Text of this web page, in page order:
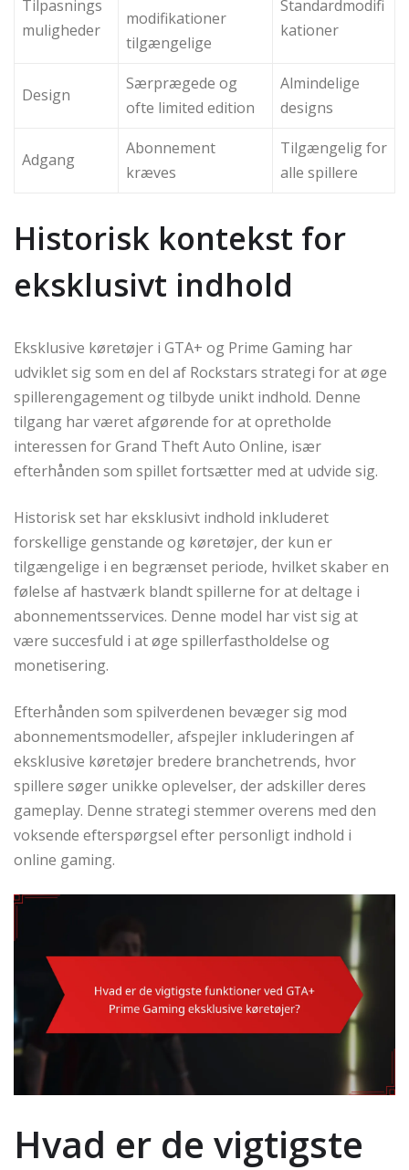
Tilpasnings
muligheder
modifikationer
tilgængelige
Standardmodifi
kationer
Design
Særprægede og
ofte limited edition
Almindelige
designs
Adgang
Abonnement
kræves
Tilgængelig for
alle spillere
Historisk kontekst for
eksklusivt indhold
Eksklusive køretøjer i GTA+ og Prime Gaming har
udviklet sig som en del af Rockstars strategi for at øge
spillerengagement og tilbyde unikt indhold. Denne
tilgang har været afgørende for at opretholde
interessen for Grand Theft Auto Online, især
efterhånden som spillet fortsætter med at udvide sig.
Historisk set har eksklusivt indhold inkluderet
forskellige genstande og køretøjer, der kun er
tilgængelige i en begrænset periode, hvilket skaber en
følelse af hastværk blandt spillerne for at deltage i
abonnementsservices. Denne model har vist sig at
være succesfuld i at øge spillerfastholdelse og
monetisering.
Efterhånden som spilverdenen bevæger sig mod
abonnementsmodeller, afspejler inkluderingen af
eksklusive køretøjer bredere branchetrends, hvor
spillere søger unikke oplevelser, der adskiller deres
gameplay. Denne strategi stemmer overens med den
voksende efterspørgsel efter personligt indhold i
online gaming.
Hvad er de vigtigste